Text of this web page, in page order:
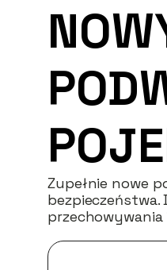
Zupełnie nowe
bezpieczeństwa.